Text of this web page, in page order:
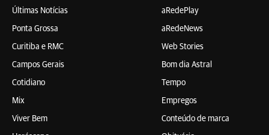
Últimas Notícias
Ponta Grossa
Curitiba e RMC
Campos Gerais
Cotidiano
Mix
Viver Bem
aRedePlay
aRedeNews
Web Stories
Bom dia Astral
Tempo
Empregos
Conteúdo de marca